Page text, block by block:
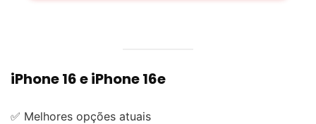
iPhone 16 e iPhone 16e
✅ Melhores opções atuais